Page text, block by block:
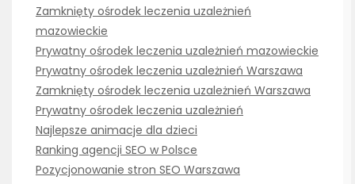
Zamknięty ośrodek leczenia uzależnień
mazowieckie
Prywatny ośrodek leczenia uzależnień mazowieckie
Prywatny ośrodek leczenia uzależnień Warszawa
Zamknięty ośrodek leczenia uzależnień Warszawa
Prywatny ośrodek leczenia uzależnień
Najlepsze animacje dla dzieci
Ranking agencji SEO w Polsce
Pozycjonowanie stron SEO Warszawa